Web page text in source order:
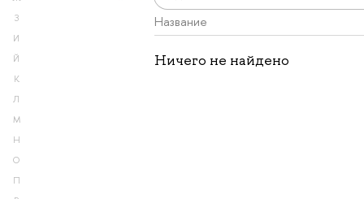
З
И
Й
К
Л
М
Н
О
П
Название
Ничего не найдено